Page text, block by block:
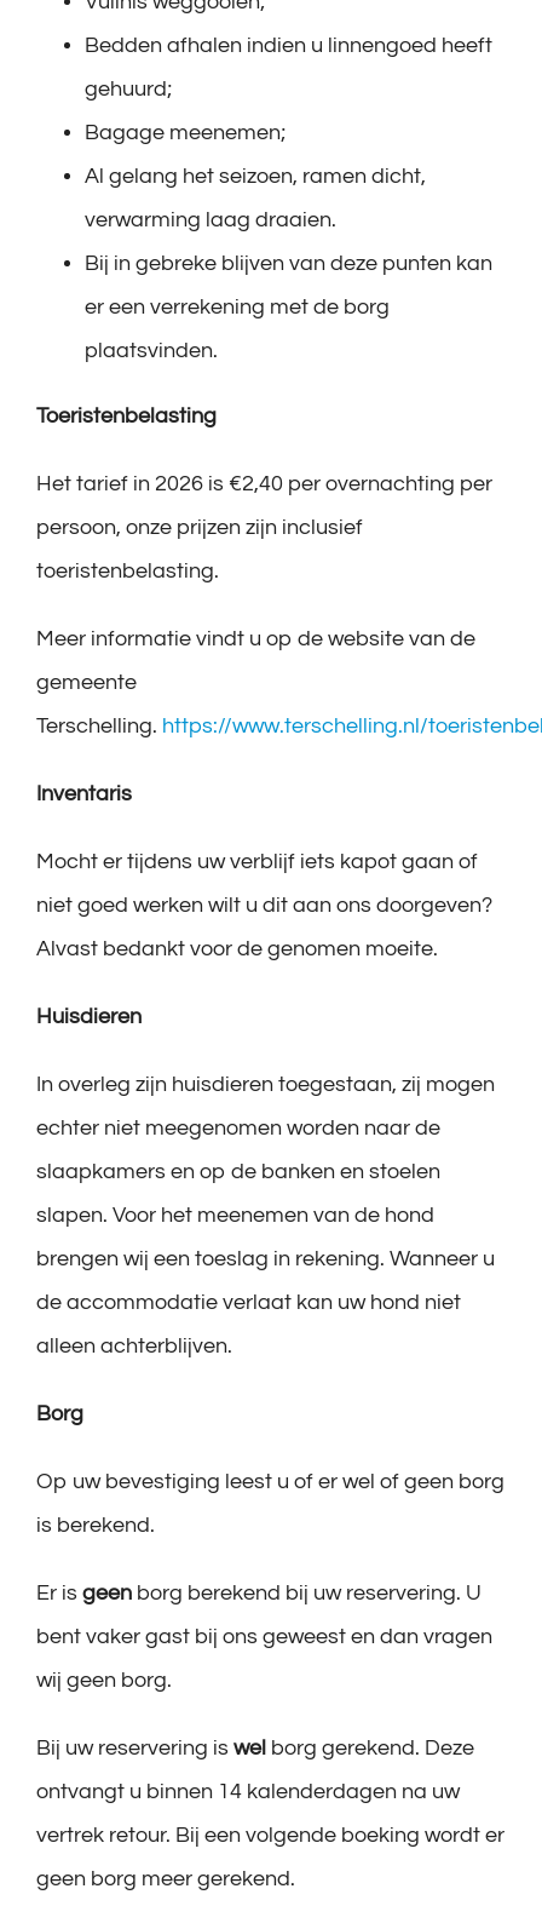
Bedden afhalen indien u linnengoed heeft
gehuurd;
Bagage meenemen;
Al gelang het seizoen, ramen dicht,
verwarming laag draaien.
Bij in gebreke blijven van deze punten kan
er een verrekening met de borg
plaatsvinden.
Toeristenbelasting
Het tarief in 2026 is €2,40 per overnachting per
persoon, onze prijzen zijn inclusief
toeristenbelasting.
Meer informatie vindt u op de website van de
gemeente
Terschelling. https://www.terschelling.nl/
Inventaris
Mocht er tijdens uw verblijf iets kapot gaan of
niet goed werken wilt u dit aan ons doorgeven?
Alvast bedankt voor de genomen moeite.
Huisdieren
In overleg zijn huisdieren toegestaan, zij mogen
echter niet meegenomen worden naar de
slaapkamers en op de banken en stoelen
slapen. Voor het meenemen van de hond
brengen wij een toeslag in rekening. Wanneer u
de accommodatie verlaat kan uw hond niet
alleen achterblijven.
Borg
Op uw bevestiging leest u of er wel of geen borg
is berekend.
Er is geenborg berekend bij uw reservering. U
bent vaker gast bij ons geweest en dan vragen
wij geen borg.
Bij uw reservering is wel borg gerekend. Deze
ontvangt u binnen 14 kalenderdagen na uw
vertrek retour. Bij een volgende boeking wordt er
geen borg meer gerekend.